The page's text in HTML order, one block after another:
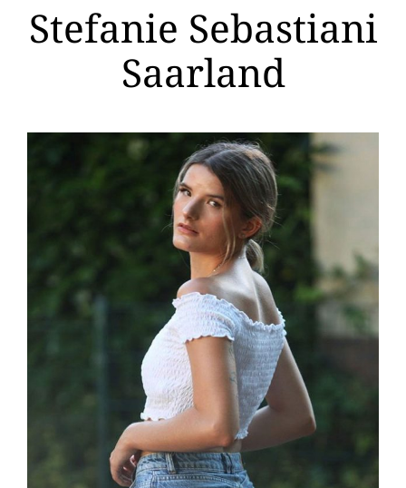
Stefanie Sebastiani
Saarland